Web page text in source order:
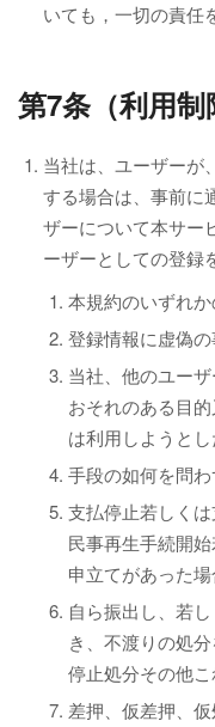
いても，一切の責任
第7条（利用制
当社は、ユーザーが
する場合は、事前に
ザーについて本サー
ーザーとしての登録
本規約のいずれ
登録情報に虚偽
当社、他のユー
おそれのある目
は利用しようと
手段の如何を問
支払停止若しくは
民事再生手続開
申立てがあった場
自ら振出し、若
き、不渡りの処
停止処分その他
差押、仮差押、